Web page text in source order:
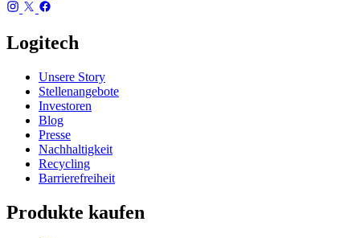
Logitech
Unsere Story
Stellenangebote
Investoren
Blog
Presse
Nachhaltigkeit
Recycling
Barrierefreiheit
Produkte kaufen